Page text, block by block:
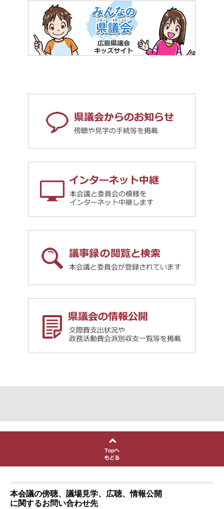
本会議の傍聴、議場見学、広聴、情報公開
に関するお問い合わせ先